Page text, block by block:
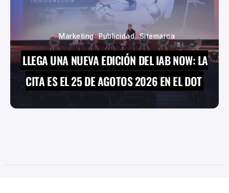
Marketing Publicidad Sitemarca
LLEGA UNA NUEVA EDICIÓN DEL IAB NOW: LA
CITA ES EL 25 DE AGOTOS 2026 EN EL DOT